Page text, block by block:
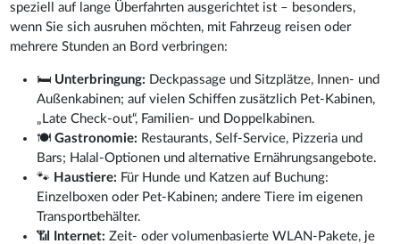
speziell auf lange Überfahrten ausgerichtet ist – besonders,
wenn Sie sich ausruhen möchten, mit Fahrzeug reisen oder
mehrere Stunden an Bord verbringen:
🛏️ Unterbringung: Deckpassage und Sitzplätze, Innen- und
Außenkabinen; auf vielen Schiffen zusätzlich Pet-Kabinen,
„Late Check-out“, Familien- und Doppelkabinen.
🍽️Gastronomie: Restaurants, Self-Service, Pizzeria und
Bars; Halal-Optionen und alternative Ernährungsangebote.
🐾 Haustiere: Für Hunde und Katzen auf Buchung:
Einzelboxen oder Pet-Kabinen; andere Tiere im eigenen
Transportbehälter.
📶
Internet: Zeit- oder volumenbasierte WLAN-Pakete, je